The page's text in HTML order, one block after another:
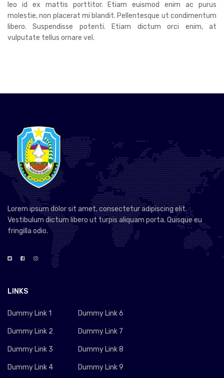
leo id ex mattis porttitor. Etiam euismod enim ac purus
molestie, non placerat mi blandit. Pellentesque ut condimentum
libero. Suspendisse potenti. Etiam dictum orci enim, at
vulputate tellus ornare vel.
Lorem ipsum dolor sit amet, consectetur adipiscing elit.
Vestibulum dictum libero ut turpis aliquam porta. Quisque eu
fringilla odio.
LINKS
Dummy Link 1
Dummy Link 2
Dummy Link 3
Dummy Link 4
Dummy Link 6
Dummy Link 7
Dummy Link 8
Dummy Link 9